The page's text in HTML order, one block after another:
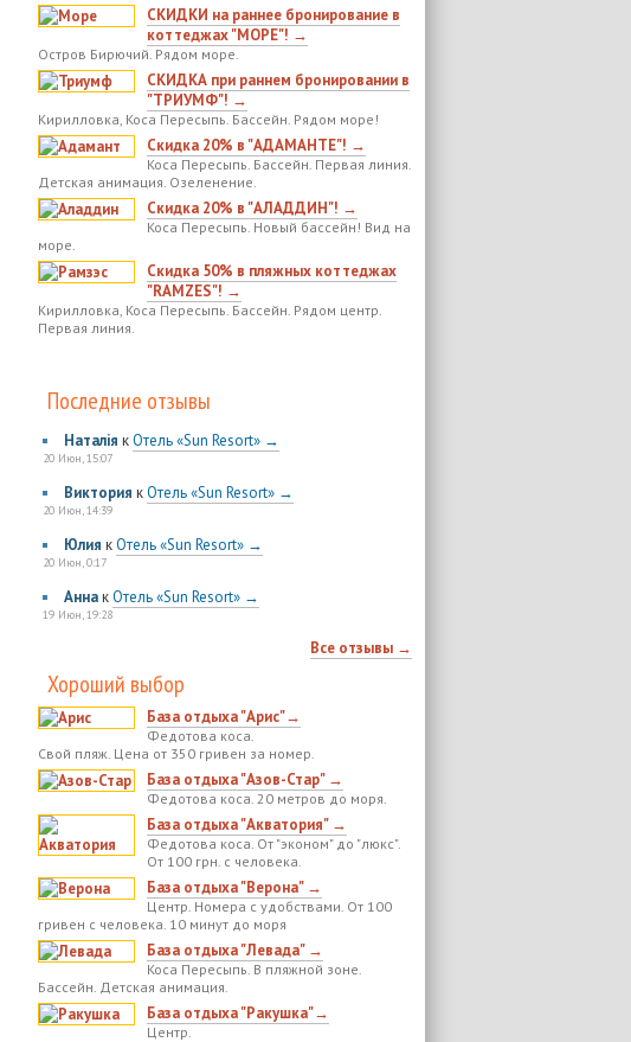
СКИДКИ на раннее бронирование в
коттеджах "МОРЕ"! →
Остров Бирючий. Рядом море.
СКИДКА при раннем бронировании в
"ТРИУМФ"! →
Кирилловка, Коса Пересыпь. Бассейн. Рядом море!
Скидка 20% в "АДАМАНТЕ"! →
Коса Пересыпь. Бассейн. Первая линия.
Детская анимация. Озеленение.
Скидка 20% в "АЛАДДИН"! →
Коса Пересыпь. Новый бассейн! Вид на
море.
Скидка 50% в пляжных коттеджах
"RAMZES"! →
Кирилловка, Коса Пересыпь. Бассейн. Рядом центр.
Первая линия.
Последние отзывы
Наталія кОтель «Sun Resort» →
20 Июн, 15:07
Виктория кОтель «Sun Resort» →
20 Июн, 14:39
Юлия кОтель «Sun Resort» →
20 Июн, 0:17
АннакОтель «Sun Resort» →
19 Июн, 19:28
Все отзывы →
Хороший выбор
База отдыха "Арис"→
Федотова коса.
Свой пляж. Цена от 350 гривен за номер.
База отдыха "Азов-Стар" →
Федотова коса. 20 метров до моря.
База отдыха "Акватория" →
Федотова коса. От "эконом" до "люкс".
От 100 грн. с человека.
База отдыха "Верона" →
Центр. Номера с удобствами. От 100
гривен с человека. 10 минут до моря
База отдыха "Левада" →
Коса Пересыпь. В пляжной зоне.
Бассейн. Детская анимация.
База отдыха "Ракушка"→
Центр.